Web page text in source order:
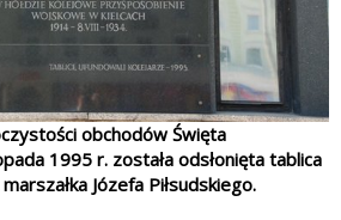
obchodów Święta
1995 r. została odsłonięta tablica
Józefa Piłsudskiego.